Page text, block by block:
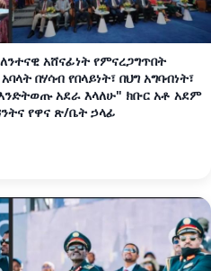
አሸናፊነት የምናረጋግጥበት
በሃሳብ የበላይነት፣ በህግ አግባብነት፣
አደራ እላለሁ" ክቡር አቶ አደም
የዋና ጽ/ቤት ኃላፊ